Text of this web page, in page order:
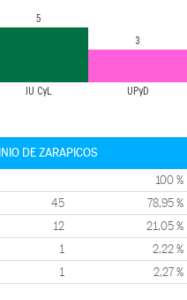
IU CyL UPyD
5
3
DE ZARAPICOS
100 %
45 78,95 %
12 21,05 %
1 2,22 %
1 2,27 %